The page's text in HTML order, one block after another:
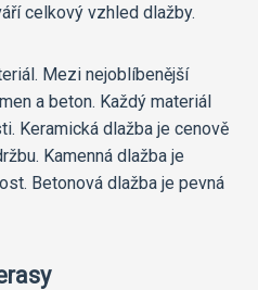
celkový vzhled dlažby.
Mezi nejoblíbenější
a beton. Každý materiál
Keramická dlažba je cenově
Kamenná dlažba je
Betonová dlažba je pevná